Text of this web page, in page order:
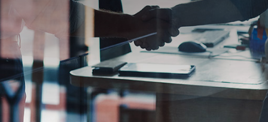
Código de Ética
Contato